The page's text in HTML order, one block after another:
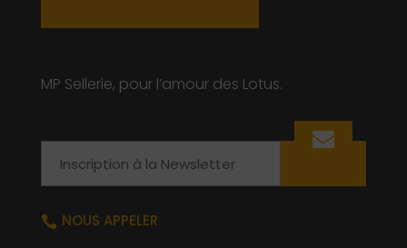
MP Sellerie, pour l’amour des Lotus.
 NOUS APPELER